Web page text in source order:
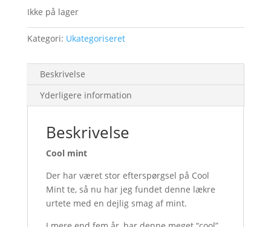
Ikke på lager
Kategori: Ukategoriseret
Beskrivelse
Yderligere information
Beskrivelse
Cool mint
Der har været stor efterspørgsel på Cool
Mint te, så nu har jeg fundet denne lækre
urtete med en dejlig smag af mint.